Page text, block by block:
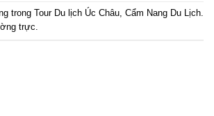
trong Tour Du lịch Úc Châu, Cẩm Nang Du Lịch.
trực.